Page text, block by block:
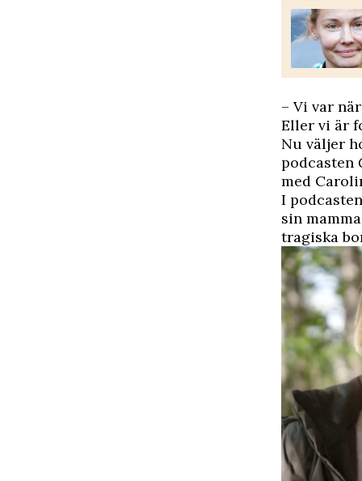
– Vi var
Eller vi är
Nu väljer
podcasten
med
I
sin
tragiska